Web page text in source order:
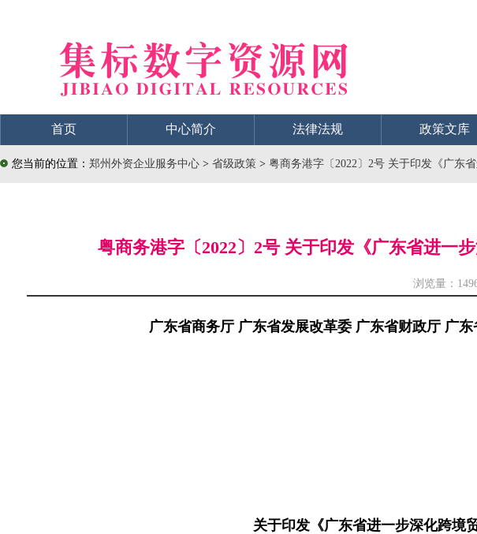
首页 中心简介 法律法规 政策文库
您当前的位置： 郑州外资企业服务中心 > 省级政策 > 粤商务港字〔2022〕2号 关于印发《广东
粤商务港字〔2022〕2号 关于印发《广东省进一
浏览量：
广东省商务厅 广东省发展改革委 广东省财政厅 广
关于印发《广东省进一步深化跨境